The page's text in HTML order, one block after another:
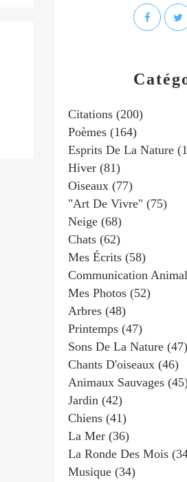
Citations (200)
Poèmes (164)
Esprits De La Nature
Hiver (81)
Oiseaux (77)
"art De Vivre" (75)
Neige (68)
Chats (62)
Mes Écrits (58)
Communication
Mes Photos (52)
Arbres (48)
Printemps (47)
Sons De La Nature (47)
Chants D'oiseaux (46)
Animaux Sauvages
Jardin (42)
Chiens (41)
La Mer (36)
La Ronde Des Mois
Musique (34)